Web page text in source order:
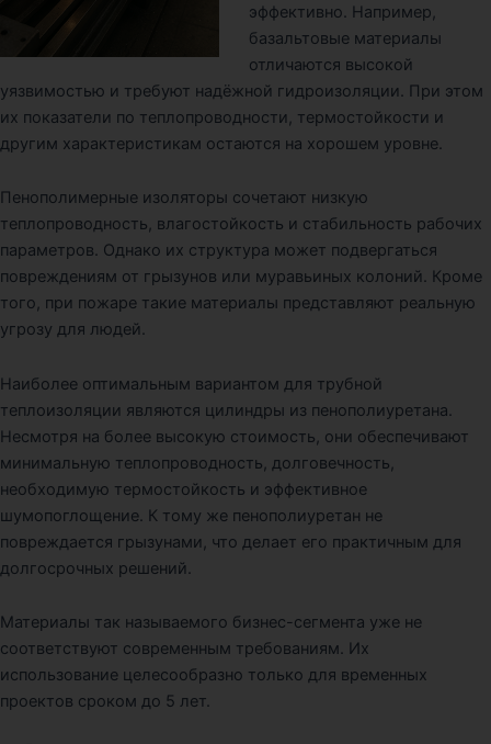
эффективно. Например,
базальтовые материалы
отличаются высокой
уязвимостью и требуют надёжной гидроизоляции. При этом
их показатели по теплопроводности, термостойкости и
другим характеристикам остаются на хорошем уровне.
Пенополимерные изоляторы сочетают низкую
теплопроводность, влагостойкость и стабильность рабочих
параметров. Однако их структура может подвергаться
повреждениям от грызунов или муравьиных колоний. Кроме
того, при пожаре такие материалы представляют реальную
угрозу для людей.
Наиболее оптимальным вариантом для трубной
теплоизоляции являются цилиндры из пенополиуретана.
Несмотря на более высокую стоимость, они обеспечивают
минимальную теплопроводность, долговечность,
необходимую термостойкость и эффективное
шумопоглощение. К тому же пенополиуретан не
повреждается грызунами, что делает его практичным для
долгосрочных решений.
Материалы так называемого бизнес-сегмента уже не
соответствуют современным требованиям. Их
использование целесообразно только для временных
проектов сроком до 5 лет.